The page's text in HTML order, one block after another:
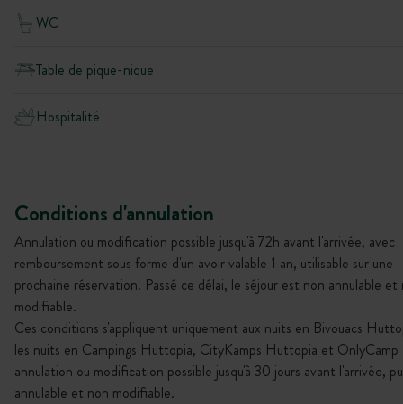
WC
Table de pique-nique
Hospitalité
Conditions d'annulation
Annulation ou modification possible jusqu'à 72h avant l'arrivée, avec
remboursement sous forme d'un avoir valable 1 an, utilisable sur une
prochaine réservation. Passé ce délai, le séjour est non annulable et
modifiable.
Ces conditions s'appliquent uniquement aux nuits en Bivouacs
les nuits en Campings Huttopia, CityKamps Huttopia et OnlyCamp
annulation ou modification possible jusqu'à 30 jours avant l'arrivée,
annulable et non modifiable.